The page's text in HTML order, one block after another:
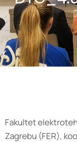
Fakultet
Zagrebu (FER),